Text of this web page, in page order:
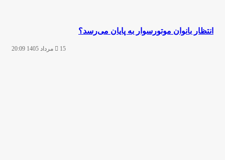
انتظار بانوان موتورسوار به پایان می‌رسد؟
15 مرداد 1405 20:09